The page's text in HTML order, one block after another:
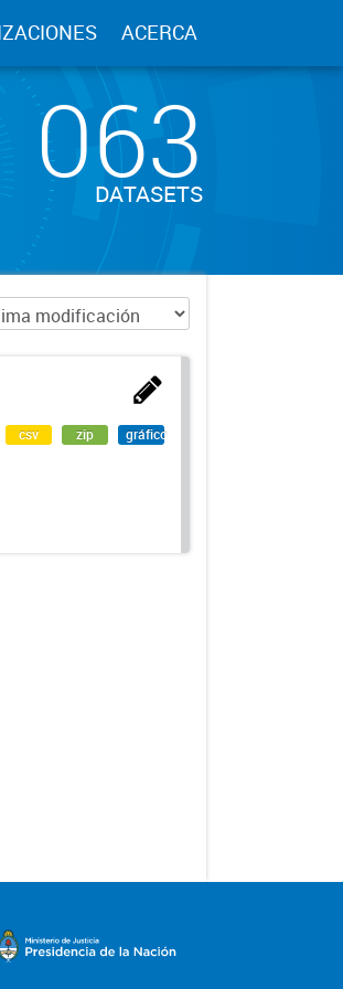
ACERCA
063
DATASETS
csv zip gráfico